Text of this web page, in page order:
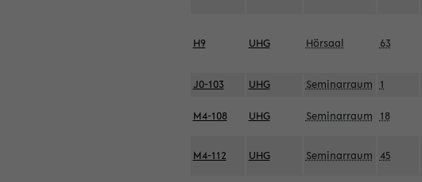
H9 UHG Hörsaal 63
J0-103 UHG Seminarraum 1
M4-108 UHG Seminarraum 18
M4-112 UHG Seminarraum 45